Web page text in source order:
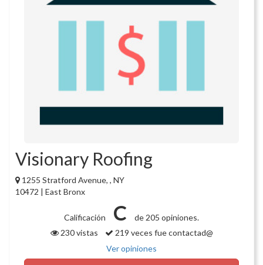
Visionary Roofing
1255 Stratford Avenue, , NY
10472 | East Bronx
Calificación C
de 205 opiniones.
230 vistas
219 veces fue contactad@
Ver opiniones